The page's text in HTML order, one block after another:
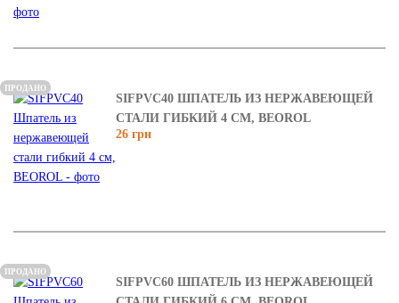
SIFPVC40 ШПАТЕЛЬ ИЗ НЕРЖАВЕЮЩЕЙ
СТАЛИ ГИБКИЙ 4 СМ, BEOROL
26 грн
ПРОДАНО
SIFPVC60 ШПАТЕЛЬ ИЗ НЕРЖАВЕЮЩЕЙ
ПРОДАНО